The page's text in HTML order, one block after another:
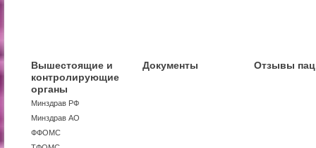
Вышестоящие и
контролирующие
органы
Минздрав РФ
Минздрав АО
ФФОМС
Документы Отзывы